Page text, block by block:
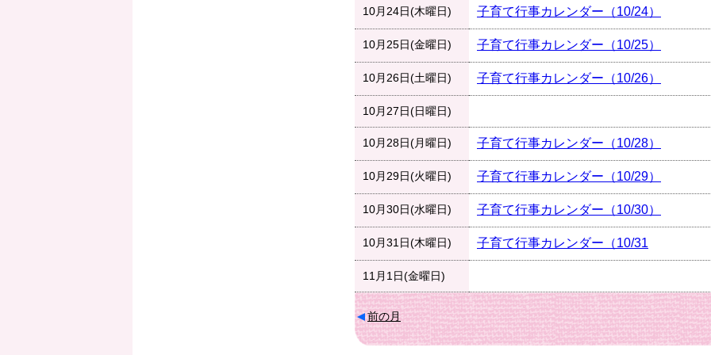
10月24日(木曜日) 子育て行事カレンダー（10/24）
10月25日(金曜日) 子育て行事カレンダー（10/25）
10月26日(土曜日) 子育て行事カレンダー（10/26）
10月27日(日曜日)
10月28日(月曜日) 子育て行事カレンダー（10/28）
10月29日(火曜日) 子育て行事カレンダー（10/29）
10月30日(水曜日) 子育て行事カレンダー（10/30）
10月31日(木曜日) 子育て行事カレンダー（10/31
11月1日(金曜日)
前の月